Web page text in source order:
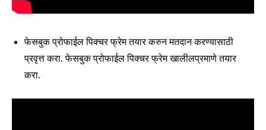
फेसबुक प्रोफाईल पिक्चर फ्रेम तयार करुन मतदान करण्यासाठी
प्रवृत्त करा. फेसबुक प्रोफाईल पिक्चर फ्रेम खालीलप्रमाणे तयार
करा.